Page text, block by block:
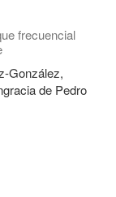
frecuencial
González,
de Pedro